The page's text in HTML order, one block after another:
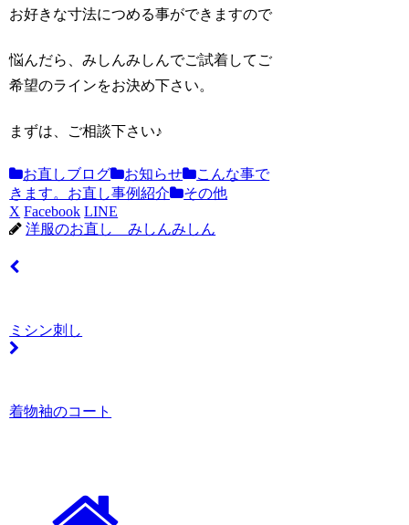
お好きな寸法につめる事ができますので
悩んだら、みしんみしんでご試着してご
希望のラインをお決め下さい。
まずは、ご相談下さい♪
お直しブログ お知らせ
こんな事で
きます。お直し事例紹介
その他
X Facebook LINE
洋服のお直し みしんみしん
ミシン刺し
着物袖のコート